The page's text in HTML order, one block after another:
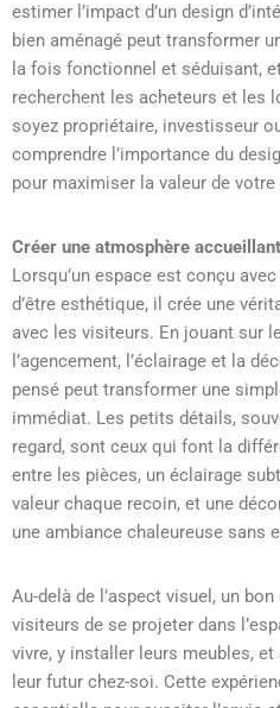
estimer l’impact d’un design
bien aménagé peut transformer
la fois fonctionnel et séduisant,
recherchent les acheteurs et les
soyez propriétaire, investisseur
comprendre l’importance du
pour maximiser la valeur de
Créer une atmosphère
Lorsqu’un espace est conçu
d’être esthétique, il crée une
avec les visiteurs. En jouant sur
l’agencement, l’éclairage et la
pensé peut transformer une
immédiat. Les petits détails,
regard, sont ceux qui font la
entre les pièces, un éclairage
valeur chaque recoin, et une
une ambiance chaleureuse sans
Au-delà de l’aspect visuel, un
visiteurs de se projeter dans
vivre, y installer leurs meubles,
leur futur chez-soi. Cette